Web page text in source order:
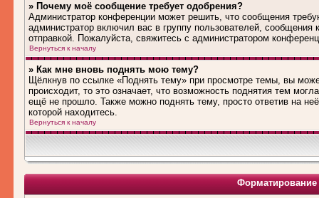
» Почему моё сообщение требует одобрения?
Администратор конференции может решить, что сообщения
администратор включил вас в группу пользователей,
отправкой. Пожалуйста, свяжитесь с администратором
Вернуться к началу
» Как мне вновь поднять мою тему?
Щёлкнув по ссылке «Поднять тему» при просмотре темы, вы
происходит, то это означает, что возможность поднятия тем
ещё не прошло. Также можно поднять тему, просто ответив на
которой находитесь.
Вернуться к началу